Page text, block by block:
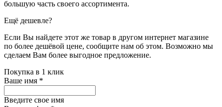
большую часть своего ассортимента.
Ещё дешевле?
Если Вы найдете этот же товар в другом интернет магазине
по более дешёвой цене, сообщите нам об этом. Возможно мы
сделаем Вам более выгодное предложение.
Покупка в 1 клик
Ваше имя *
Введите свое имя